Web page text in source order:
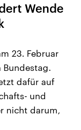
Beiträge,
und
die Vereinigten
mächtigsten Ländern
Wende
23. Februar
Bundestag.
dafür auf
und
nicht darum,